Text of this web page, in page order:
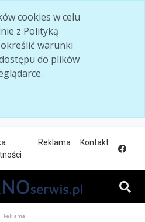
cookies w celu
z Polityką
warunki
do plików
Reklama Kontakt
Reklama